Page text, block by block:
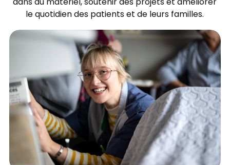
dans du matériel, soutenir des projets et améliorer
le quotidien des patients et de leurs familles.